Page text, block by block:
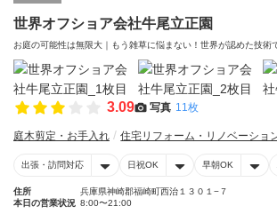
世界オフショア会社牛尾立正園
お庭の可能性は無限大｜もう雑草に悩まない！世界が認めた技術
3.09 写真 11枚
庭木剪定・お手入れ 住宅リフォーム・リノベーショ
出張・訪問対応 日祝OK 早朝OK
住所
兵庫県神崎郡福崎町西治１３０１−７
本日の営業状況 8:00〜21:00